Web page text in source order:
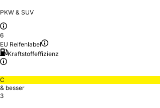
PKW & SUV
6
EU Reifenlabel
Kraftstoffeffizienz
C
& besser
3